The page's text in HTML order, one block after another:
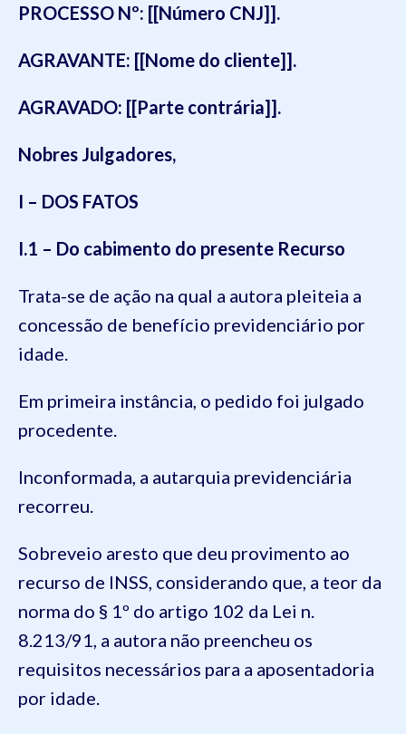
PROCESSO Nº: [[Número CNJ]].
AGRAVANTE: [[Nome do cliente]].
AGRAVADO: [[Parte contrária]].
Nobres Julgadores,
I – DOS FATOS
I.1 – Do cabimento do presente Recurso
Trata-se de ação na qual a autora pleiteia a
concessão de benefício previdenciário por
idade.
Em primeira instância, o pedido foi julgado
procedente.
Inconformada, a autarquia previdenciária
recorreu.
Sobreveio aresto que deu provimento ao
recurso de INSS, considerando que, a teor da
norma do § 1º do artigo 102 da Lei n.
8.213/91, a autora não preencheu os
requisitos necessários para a aposentadoria
por idade.